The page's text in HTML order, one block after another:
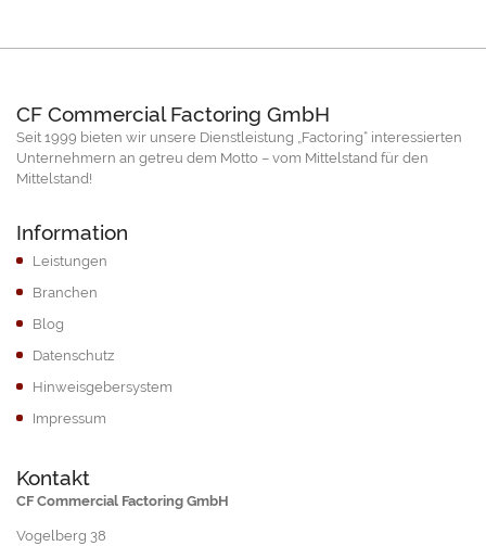
CF Commercial Factoring GmbH
Seit 1999 bieten wir unsere Dienstleistung „Factoring“ interessierten
Unternehmern an getreu dem Motto – vom Mittelstand für den
Mittelstand!
Information
Leistungen
Branchen
Blog
Datenschutz
Hinweisgebersystem
Impressum
Kontakt
CF Commercial Factoring GmbH
Vogelberg 38